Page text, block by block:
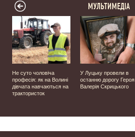
МУЛЬТИМЕДІА
Не суто чоловіча
професія: як на Волині
дівчата навчаються на
трактористок
У Луцьку провели в
останню дорогу Героя
Валерія Скрицького